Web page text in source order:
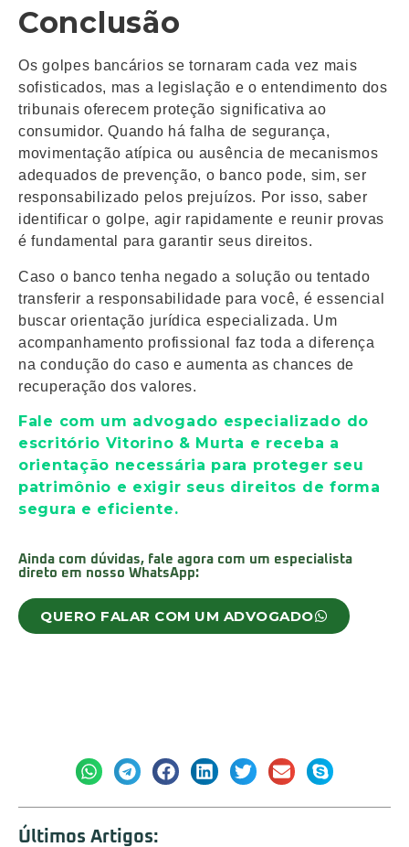
Conclusão
Os golpes bancários se tornaram cada vez mais
sofisticados, mas a legislação e o entendimento dos
tribunais oferecem proteção significativa ao
consumidor. Quando há falha de segurança,
movimentação atípica ou ausência de mecanismos
adequados de prevenção, o banco pode, sim, ser
responsabilizado pelos prejuízos. Por isso, saber
identificar o golpe, agir rapidamente e reunir provas
é fundamental para garantir seus direitos.
Caso o banco tenha negado a solução ou tentado
transferir a responsabilidade para você, é essencial
buscar orientação jurídica especializada. Um
acompanhamento profissional faz toda a diferença
na condução do caso e aumenta as chances de
recuperação dos valores.
Fale com um advogado especializado do
escritório Vitorino & Murta e receba a
orientação necessária para proteger seu
patrimônio e exigir seus direitos de forma
segura e eficiente.
Ainda com dúvidas, fale agora com um especialista
direto em nosso WhatsApp:
QUERO FALAR COM UM ADVOGADO
Últimos Artigos: